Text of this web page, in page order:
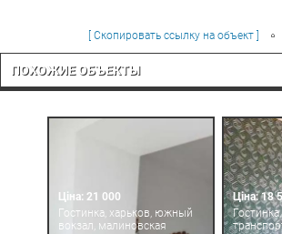
[ Скопировать ссылку на объект ]
ПОХОЖИЕ ОБЪЕКТЫ
Ціна: 21 000
Гостинка, харьков, южный
вокзал, малиновская
Ціна: 18